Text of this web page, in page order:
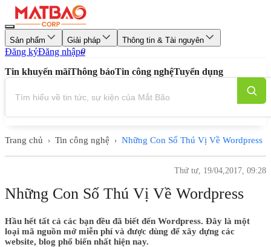
Sản phẩm Giải pháp Thông tin & Tài nguyên
Đăng kýĐăng nhập0
Tin khuyến mãiThông báoTin công nghệTuyển dụng
Trang chủ › Tin công nghệ › Những Con Số Thú Vị Về Wordpress
Thứ tư, 19/04,2017, 09:28
Những Con Số Thú Vị Về Wordpress
Hầu hết tất cả các bạn đều đã biết đến Wordpress. Đây là một
loại mã nguồn mở miễn phí và được dùng để xây dựng các
website, blog phổ biến nhất hiện nay.